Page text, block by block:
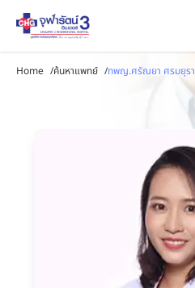
Home /ค้นหาแพทย์ /ทพญ.ศรัณยา ศรมยุรา